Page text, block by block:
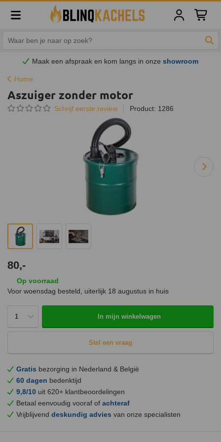
Maak een afspraak en kom langs in onzeshowroom
Home
Aszuiger zonder motor
Schrijf eerste review Product: 1286
80,-
Op voorraad
Voor woensdag besteld, uiterlijk 18 augustus in huis
In mijn winkelwagen
Stel een vraag
Gratis bezorging in Nederland & België
60 dagen bedenktijd
9,8/10 uit 620+ klantbeoordelingen
Betaal eenvoudig vooraf of achteraf
Vrijblijvend deskundig advies van onze specialisten